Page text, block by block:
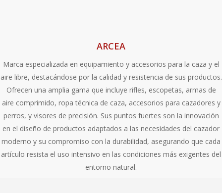
ARCEA
Marca especializada en equipamiento y accesorios para la caza y el
aire libre, destacándose por la calidad y resistencia de sus productos.
Ofrecen una amplia gama que incluye rifles, escopetas, armas de
aire comprimido, ropa técnica de caza, accesorios para cazadores y
perros, y visores de precisión. Sus puntos fuertes son la innovación
en el diseño de productos adaptados a las necesidades del cazador
moderno y su compromiso con la durabilidad, asegurando que cada
artículo resista el uso intensivo en las condiciones más exigentes del
entorno natural.